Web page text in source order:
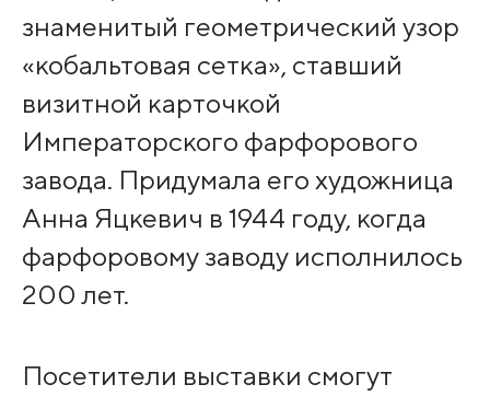
знаменитый геометрический узор
«кобальтовая сетка», ставший
визитной карточкой
Императорского фарфорового
завода. Придумала его художница
Анна Яцкевич в 1944 году, когда
фарфоровому заводу исполнилось
200 лет.
Посетители выставки смогут